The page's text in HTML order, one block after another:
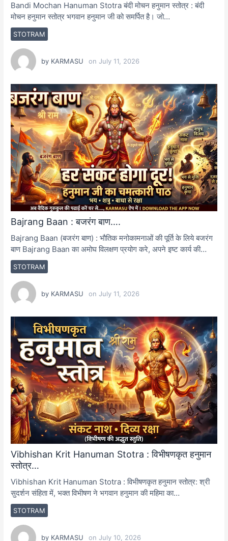
STOTRAM
Bandi Mochan Hanuman Stotra बंदी मोचन हनुमान स्तोत्र : बंदी
मोचन हनुमान स्तोत्र भगवान हनुमान जी को समर्पित है। जो…
by KARMASU onJuly 11, 2026
Bajrang Baan : बजरंग बाण….
STOTRAM
Bajrang Baan (बजरंग बाण) : भौतिक मनोकामनाओं की पूर्ति के लिये बजरंग
बाण Bajrang Baan का अमोघ विलक्षण प्रयोग करे, अपने इष्ट कार्य की…
by KARMASU onJuly 11, 2026
Vibhishan Krit Hanuman Stotra : विभीषणकृत हनुमान
स्तोत्र…
STOTRAM
Vibhishan Krit Hanuman Stotra : विभीषणकृत हनुमान स्तोत्र: श्री
सुदर्शन संहिता में, भक्त विभीषण ने भगवान हनुमान की महिमा का…
by KARMASU onJuly 10, 2026